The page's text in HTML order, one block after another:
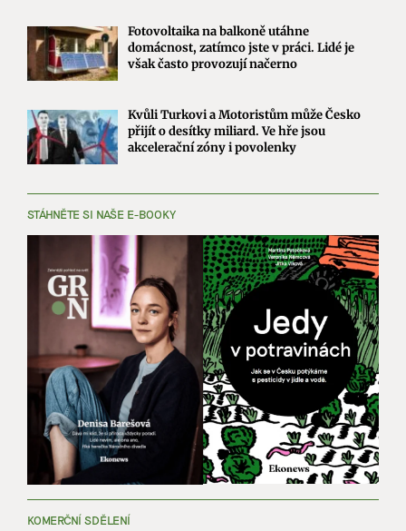
Fotovoltaika na balkoně utáhne
domácnost, zatímco jste v práci. Lidé je
však často provozují načerno
Kvůli Turkovi a Motoristům může Česko
přijít o desítky miliard. Ve hře jsou
akcelerační zóny i povolenky
STÁHNĚTE SI NAŠE E-BOOKY
KOMERČNÍ SDĚLENÍ